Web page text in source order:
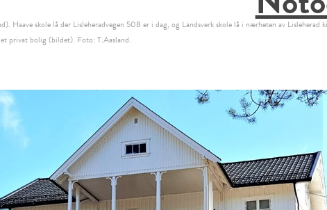
Haave skole lå der Lisleheradvegen 508 er i dag, og Landsverk skole lå i nærheten av
privat bolig (bildet). Foto: T.Aasland.